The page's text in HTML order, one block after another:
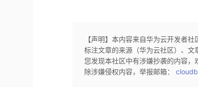
【声明】本内容来自华为云开发者
标注文章的来源（华为云社区）、
您发现本社区中有涉嫌抄袭的内容
除涉嫌侵权内容，举报邮箱：